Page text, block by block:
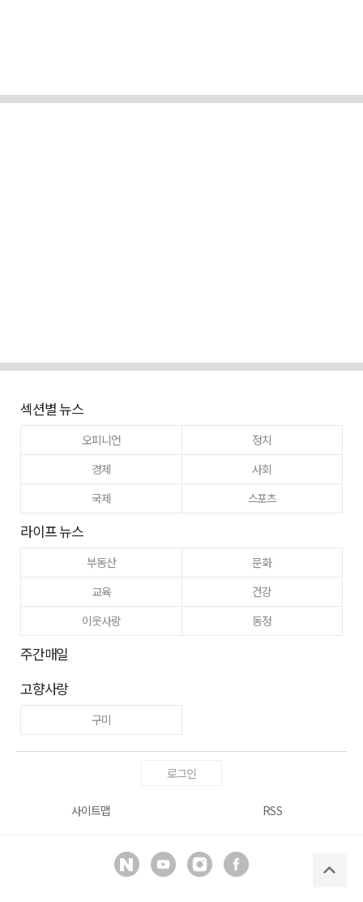
섹션별 뉴스
오피니언
정치
경제
사회
국제
스포츠
라이프 뉴스
부동산
문화
교육
건강
이웃사랑
동정
주간매일
고향사랑
구미
로그인
사이트맵 RSS